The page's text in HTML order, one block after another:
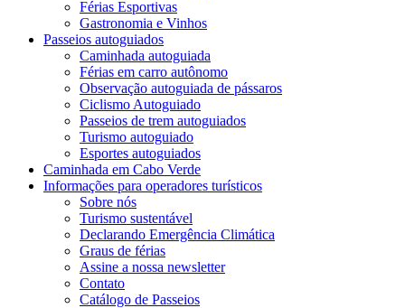
Férias Esportivas
Gastronomia e Vinhos
Passeios autoguiados
Caminhada autoguiada
Férias em carro autônomo
Observação autoguiada de pássaros
Ciclismo Autoguiado
Passeios de trem autoguiados
Turismo autoguiado
Esportes autoguiados
Caminhada em Cabo Verde
Informações para operadores turísticos
Sobre nós
Turismo sustentável
Declarando Emergência Climática
Graus de férias
Assine a nossa newsletter
Contato
Catálogo de Passeios